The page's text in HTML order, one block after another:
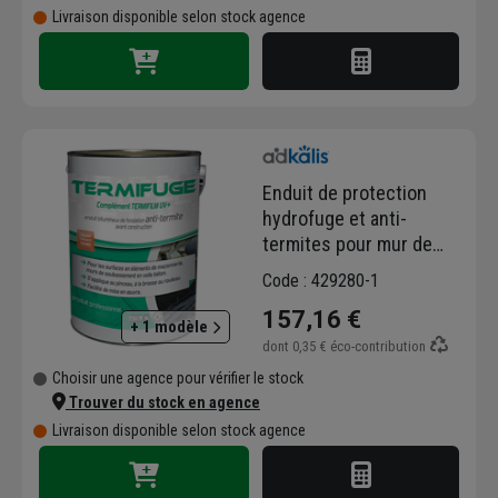
Livraison disponible selon stock agence
+ 1 modèle
Enduit de protection
hydrofuge et anti-
termites pour mur de
fondation en béton -
Termifuge GP - Seau de
5,0 LTR
Code : 429280-1
157,16 €
dont 0,35 € éco-contribution
Choisir une agence pour vérifier le stock
Trouver du stock en agence
Livraison disponible selon stock agence